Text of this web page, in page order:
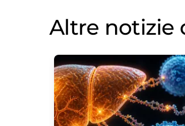
Altre notizie